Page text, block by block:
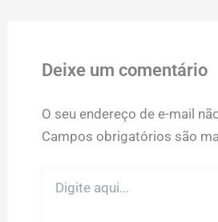
Deixe um comentário
O seu endereço de e-mail
Campos obrigatórios são
aqui...